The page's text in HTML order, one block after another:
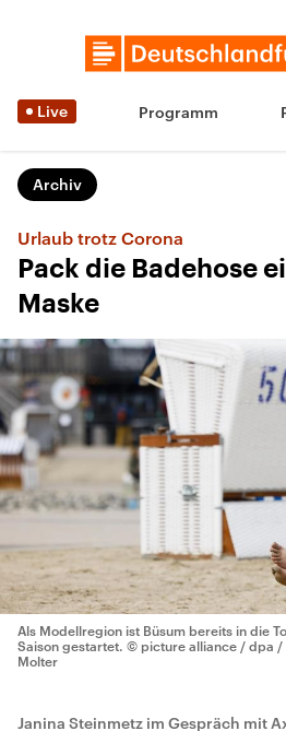
Live Programm
Archiv
Urlaub trotz Corona
Pack die Badehose
Maske
Als Modellregion ist Büsum bereits in die
Saison gestartet. © picture alliance / dpa /
Molter
Janina Steinmetz im Gespräch mit